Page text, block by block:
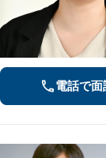
電話で面